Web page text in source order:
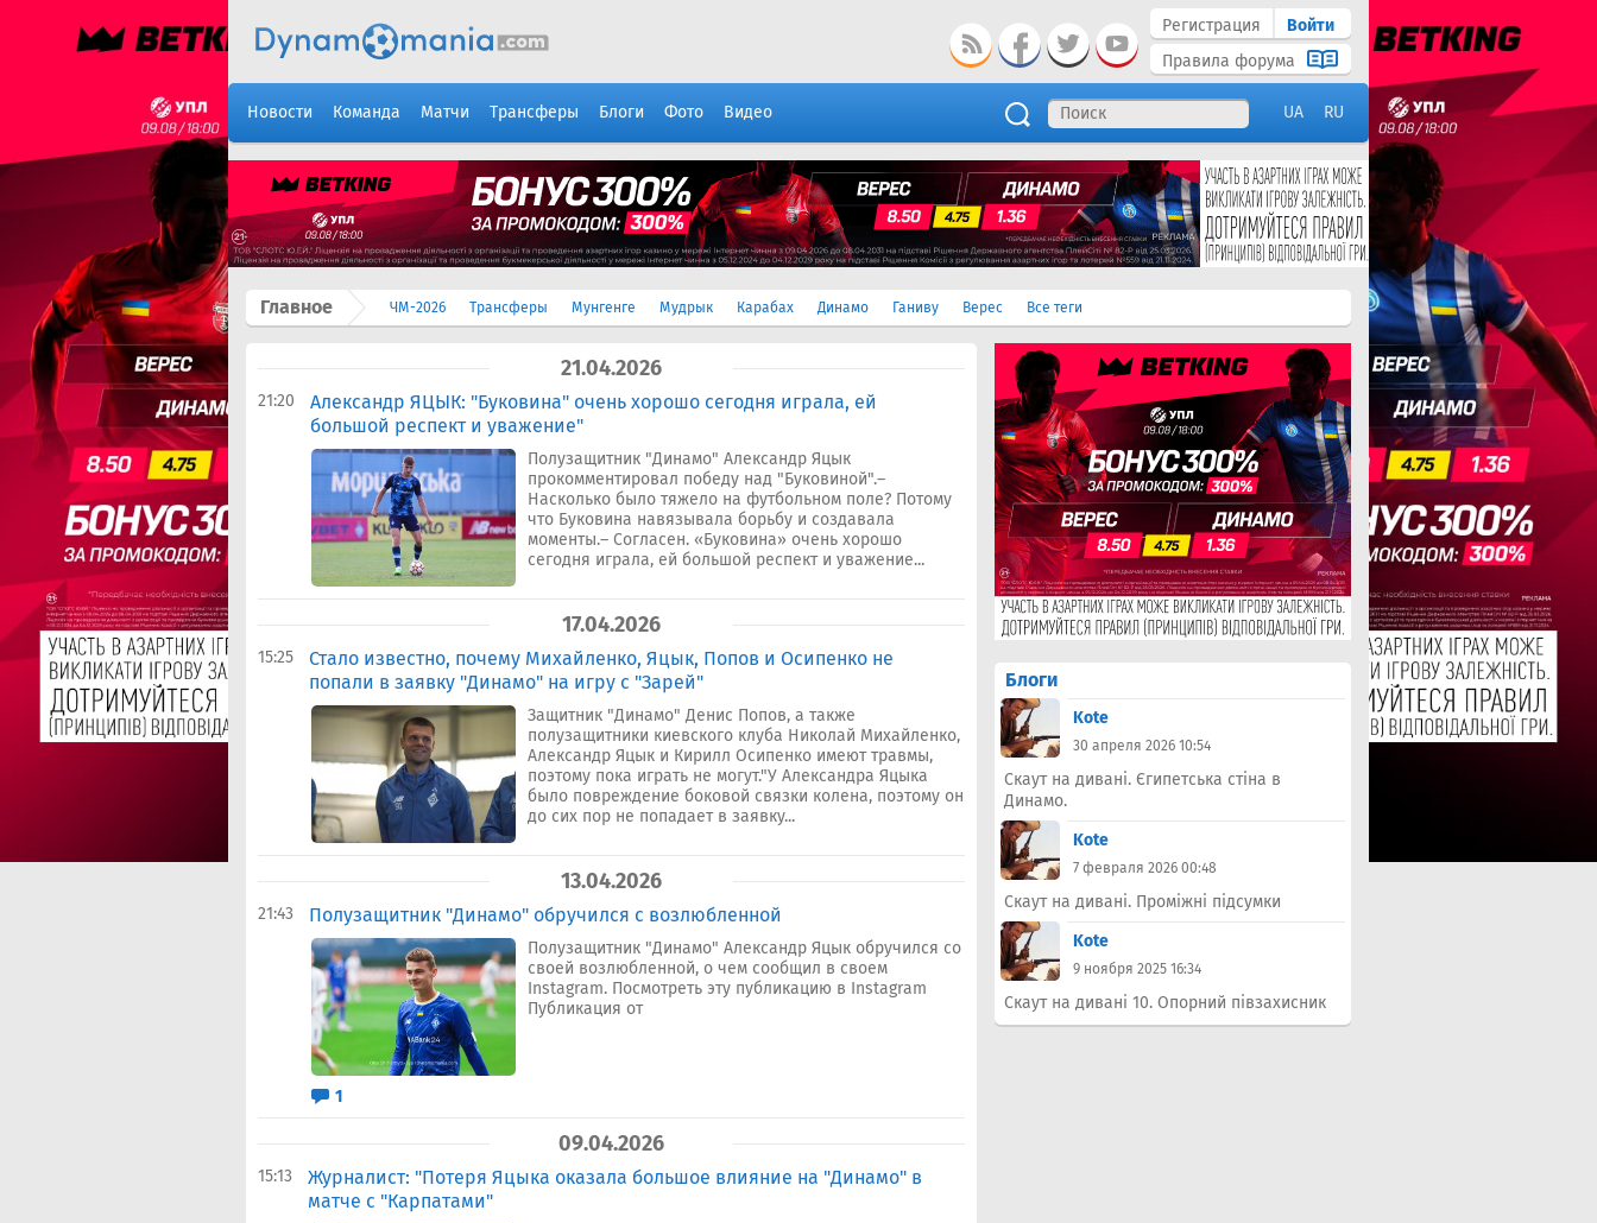
Регистрация
Войти
Правила форума
Новости Команда Матчи Трансферы Блоги Фото Видео UA RU
Главное ЧМ-2026 Трансферы Мунгенге Мудрык Карабах Динамо Ганиву Верес Все теги
21.04.2026
21:20
Александр ЯЦЫК: "Буковина" очень хорошо сегодня играла, ей
большой респект и уважение"
Полузащитник "Динамо" Александр Яцык
прокомментировал победу над "Буковиной".–
Насколько было тяжело на футбольном поле? Потому
что Буковина навязывала борьбу и создавала
моменты.– Согласен. «Буковина» очень хорошо
сегодня играла, ей большой респект и уважение...
17.04.2026
15:25
Стало известно, почему Михайленко, Яцык, Попов и Осипенко не
попали в заявку "Динамо" на игру с "Зарей"
Защитник "Динамо" Денис Попов, а также
полузащитники киевского клуба Николай Михайленко,
Александр Яцык и Кирилл Осипенко имеют травмы,
поэтому пока играть не могут."У Александра Яцыка
было повреждение боковой связки колена, поэтому он
до сих пор не попадает в заявку...
13.04.2026
21:43 Полузащитник "Динамо" обручился с возлюбленной
Полузащитник "Динамо" Александр Яцык обручился со
своей возлюбленной, о чем сообщил в своем
Instagram. Посмотреть эту публикацию в Instagram
Публикация от
1
09.04.2026
15:13
Журналист: "Потеря Яцыка оказала большое влияние на "Динамо" в
матче с "Карпатами"
Блоги
Kote
30 апреля 2026 10:54
Скаут на дивані. Єгипетська стіна в
Динамо.
Kote
7 февраля 2026 00:48
Скаут на дивані. Проміжні підсумки
Kote
9 ноября 2025 16:34
Скаут на дивані 10. Опорний півзахисник